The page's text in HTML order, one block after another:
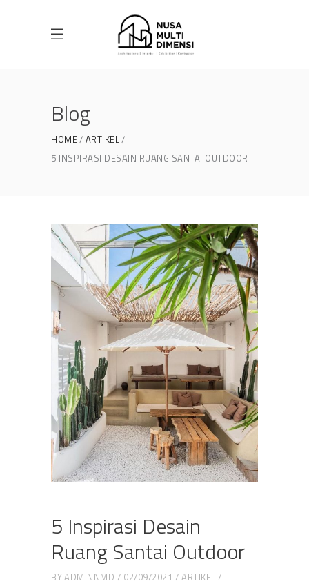
Blog
HOME ARTIKEL
5 INSPIRASI DESAIN RUANG SANTAI OUTDOOR
5 Inspirasi Desain
Ruang Santai Outdoor
BYADMINNMD 02/09/2021
ARTIKEL